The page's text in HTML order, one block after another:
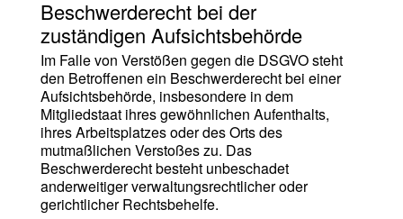
Beschwerde­recht bei der
zuständigen Aufsichts­behörde
Im Falle von Verstößen gegen die DSGVO steht
den Betroffenen ein Beschwerderecht bei einer
Aufsichtsbehörde, insbesondere in dem
Mitgliedstaat ihres gewöhnlichen Aufenthalts,
ihres Arbeitsplatzes oder des Orts des
mutmaßlichen Verstoßes zu. Das
Beschwerderecht besteht unbeschadet
anderweitiger verwaltungsrechtlicher oder
gerichtlicher Rechtsbehelfe.